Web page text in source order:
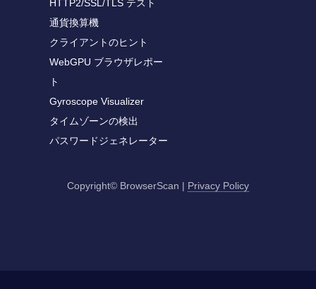
HTTP2/SSL/TLS テスト
通貨換算機
クライアントのヒント
WebGPU ブラウザレポー
ト
Gyroscope Visualizer
タイムゾーンの検出
パスワードジェネレーター
Copyright© BrowserScan | Privacy Policy